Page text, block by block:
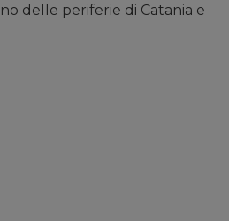
delle periferie di Catania e